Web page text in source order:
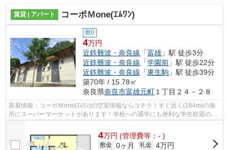
賃貸 | アパート コーポＭone(ｴﾑﾜﾝ)
敷0
4万円
近鉄難波・奈良線 「富雄 」駅 徒歩3分
近鉄難波・奈良線 「学園前 」駅 徒歩22分
近鉄難波・奈良線 「東生駒 」駅 徒歩39分
築70年 / 15.78㎡
奈良県奈良市富雄元町 １丁目２４－２８
新着情報：コーポＭone(ｴﾑﾜﾝ)の空室情報ならコチラ！すぐ近く(164m)の場
所にスーパーマーケットがあります！学校への通学にも便利な学生歓迎の住
4万円 (管理費等：- )
敷金 0ヶ月 礼金 4万円